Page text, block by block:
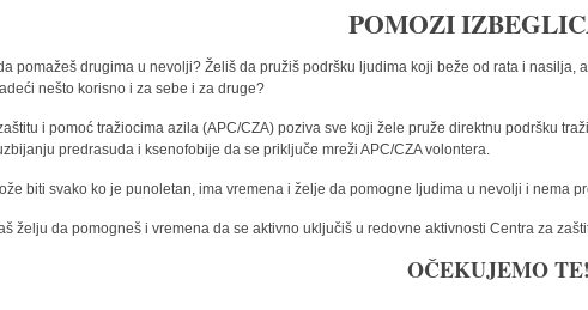
POMOZI
pomažeš drugima u nevolji? Želiš da pružiš podršku ljudima koji beže od rata i
nešto korisno i za sebe i za druge?
i pomoć tražiocima azila (APC/CZA) poziva sve koji žele pruže direktnu podršku
predrasuda i ksenofobije da se priključe mreži APC/CZA volontera.
biti svako ko je punoletan, ima vremena i želje da pomogne ljudima u nevolji i nema
želju da pomogneš i vremena da se aktivno uključiš u redovne aktivnosti Centra za
OČEKUJEMO TE!